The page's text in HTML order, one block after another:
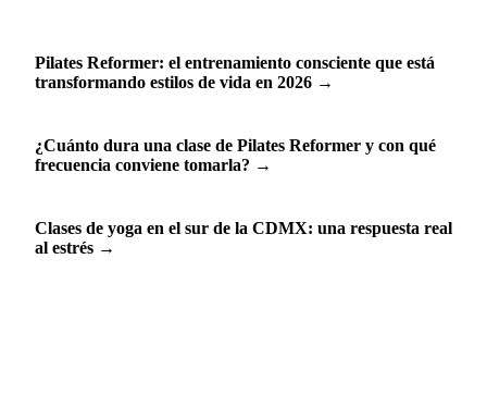
Pilates Reformer: el entrenamiento consciente que está
transformando estilos de vida en 2026 →
¿Cuánto dura una clase de Pilates Reformer y con qué
frecuencia conviene tomarla? →
Clases de yoga en el sur de la CDMX: una respuesta real
al estrés →